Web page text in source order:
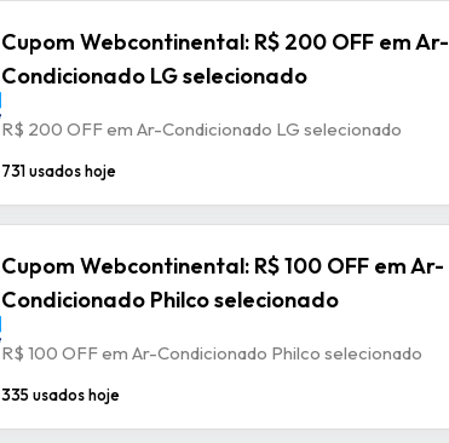
Cupom Webcontinental: R$ 200 OFF em Ar-
Condicionado LG selecionado
R$ 200 OFF em Ar-Condicionado LG selecionado
731 usados hoje
Cupom Webcontinental: R$ 100 OFF em Ar-
Condicionado Philco selecionado
R$ 100 OFF em Ar-Condicionado Philco selecionado
335 usados hoje